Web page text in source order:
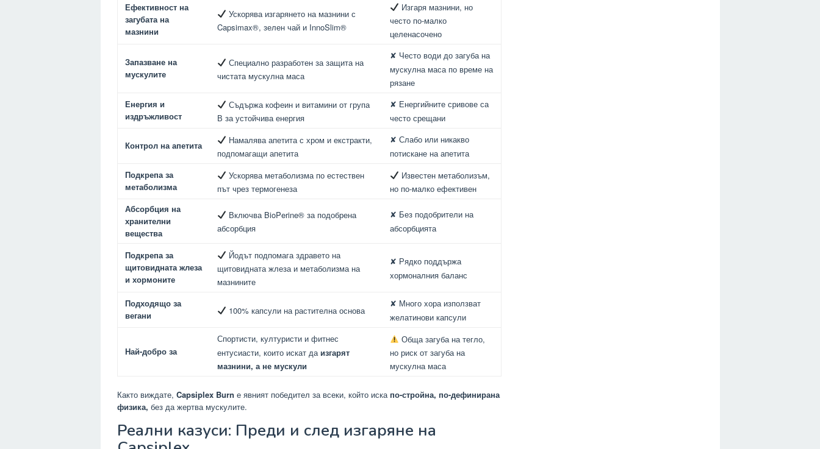
Ефективност на
загубата на
мазнини
Ускорява изгарянето на мазнини с
Capsimax®, зелен чай и InnoSlim®
Изгаря мазнини, но
често по-малко
целенасочено
Запазване на
мускулите
Специално разработен за защита на
чистата мускулна маса
✘ Често води до загуба на
мускулна маса по време на
рязане
Енергия и
издръжливост
Съдържа кофеин и витамини от група
В за устойчива енергия
✘ Енергийните сривове са
често срещани
Контрол на апетита
Намалява апетита с хром и екстракти,
подпомагащи апетита
✘ Слабо или никакво
потискане на апетита
Подкрепа за
метаболизма
Ускорява метаболизма по естествен
път чрез термогенеза
Известен метаболизъм,
но по-малко ефективен
Абсорбция на
хранителни
вещества
Включва BioPerine® за подобрена
абсорбция
✘ Без подобрители на
абсорбцията
Подкрепа за
щитовидната жлеза
и хормоните
Йодът подпомага здравето на
щитовидната жлеза и метаболизма на
мазнините
✘ Рядко поддържа
хормоналния баланс
Подходящо за
вегани
100% капсули на растителна основа
✘ Много хора използват
желатинови капсули
Най-добро за
Спортисти, културисти и фитнес
ентусиасти, които искат да изгарят
мазнини, а не мускули
Обща загуба на тегло,
но риск от загуба на
мускулна маса
Както виждате, Capsiplex Burn е явният победител за всеки, който иска по-стройна, по-дефинирана
физика, без да жертва мускулите.
Реални казуси: Преди и след изгаряне на